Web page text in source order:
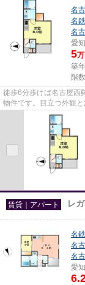
名
名
名
愛
5
築
階
徒歩6分歩けば名古屋西
物件です。目立つ外観
「REGALEST-KLC名西
賃貸｜アパート レ
名
名
名
愛